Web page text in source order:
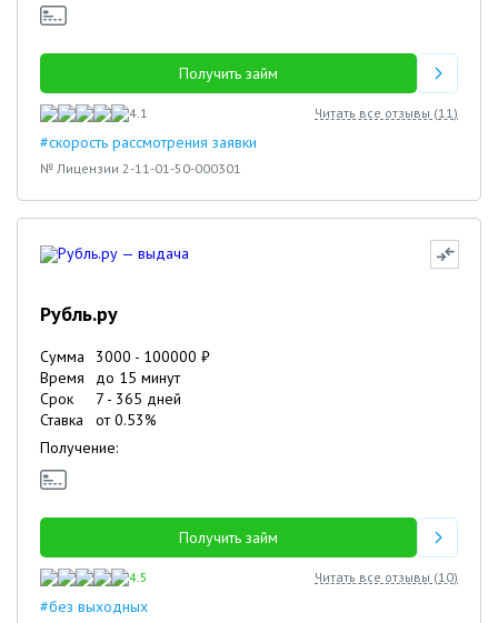
Получить займ
4.1 Читать все отзывы (11)
#скорость рассмотрения заявки
№ Лицензии 2-11-01-50-000301
Рубль.ру
Сумма 3000 - 100000 ₽
Время
до 15 минут
Срок
7 - 365 дней
Ставка
от0.53%
Получение:
Получить займ
4.5 Читать все отзывы (10)
#без выходных